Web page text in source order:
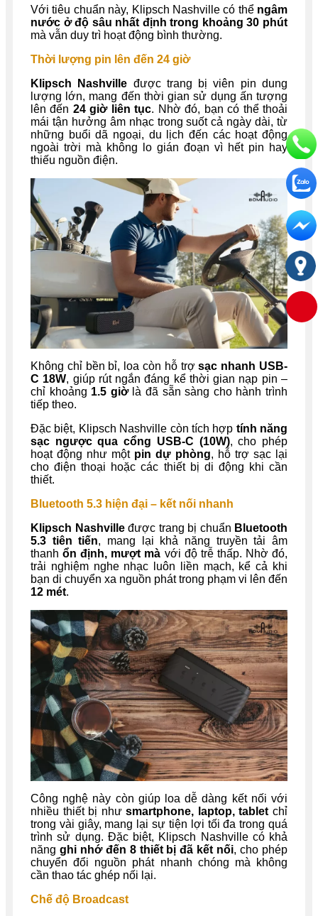
Với tiêu chuẩn này, Klipsch Nashville có thể ngâm
nước ở độ sâu nhất định trong khoảng 30 phút
mà vẫn duy trì hoạt động bình thường.
Thời lượng pin lên đến 24 giờ
Klipsch Nashville được trang bị viên pin dung
lượng lớn, mang đến thời gian sử dụng ấn tượng
lên đến 24 giờ liên tục. Nhờ đó, bạn có thể thoải
mái tận hưởng âm nhạc trong suốt cả ngày dài, từ
những buổi dã ngoại, du lịch đến các hoạt động
ngoài trời mà không lo gián đoạn vì hết pin hay
thiếu nguồn điện.
Không chỉ bền bỉ, loa còn hỗ trợsạc nhanh USB-
C 18W, giúp rút ngắn đáng kể thời gian nạp pin –
chỉ khoảng 1.5 giờlà đã sẵn sàng cho hành trình
tiếp theo.
Đặc biệt, Klipsch Nashville còn tích hợp tính năng
sạc ngược qua cổng USB-C (10W), cho phép
hoạt động như một pin dự phòng, hỗ trợ sạc lại
cho điện thoại hoặc các thiết bị di động khi cần
thiết.
Bluetooth 5.3 hiện đại – kết nối nhanh
Klipsch Nashvilleđược trang bị chuẩn Bluetooth
5.3 tiên tiến, mang lại khả năng truyền tải âm
thanhổn định, mượt mà với độ trễ thấp. Nhờ đó,
trải nghiệm nghe nhạc luôn liền mạch, kể cả khi
bạn di chuyển xa nguồn phát trong phạm vi lên đến
12 mét.
Công nghệ này còn giúp loa dễ dàng kết nối với
nhiều thiết bị nhưsmartphone, laptop, tablet chỉ
trong vài giây, mang lại sự tiện lợi tối đa trong quá
trình sử dụng. Đặc biệt, Klipsch Nashville có khả
năng ghi nhớ đến 8 thiết bị đã kết nối, cho phép
chuyển đổi nguồn phát nhanh chóng mà không
cần thao tác ghép nối lại.
Chế độ Broadcast